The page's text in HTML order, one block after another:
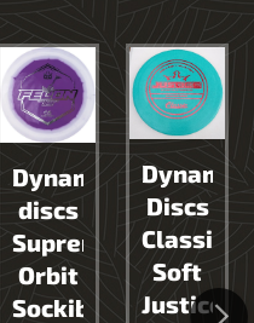
Dynamic
discs
Supreme
Orbit
Sockibomb
Dynamic
Discs
Classic
Soft
Justice